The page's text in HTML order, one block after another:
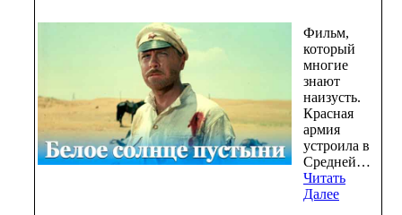
Фильм,
который
многие
знают
наизусть.
Красная
армия
устроила в
Средней…
Читать
Далее